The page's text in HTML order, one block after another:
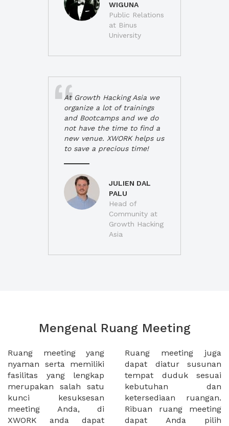
WIGUNA
Public Relations
at Binus
University
At Growth Hacking Asia we
organize a lot of trainings
and Bootcamps and we do
not have the time to find a
new venue. XWORK helps us
to save a precious time!
JULIEN DAL
PALU
Head of
Community at
Growth Hacking
Asia
Mengenal Ruang Meeting
Ruang meeting yang
nyaman serta memiliki
fasilitas yang lengkap
merupakan salah satu
kunci kesuksesan
meeting Anda, di
XWORK anda dapat
Ruang meeting juga
dapat diatur susunan
tempat duduk sesuai
kebutuhan dan
ketersediaan ruangan.
Ribuan ruang meeting
dapat Anda pilih